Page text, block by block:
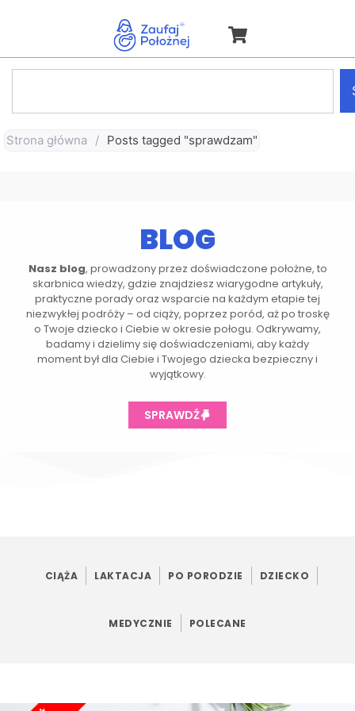
Strona główna / Posts tagged "sprawdzam"
BLOG
Nasz blog, prowadzony przez doświadczone położne, to
skarbnica wiedzy, gdzie znajdziesz wiarygodne artykuły,
praktyczne porady oraz wsparcie na każdym etapie tej
niezwykłej podróży – od ciąży, poprzez poród, aż po troskę
o Twoje dziecko i Ciebie w okresie połogu. Odkrywamy,
badamy i dzielimy się doświadczeniami, aby każdy
moment był dla Ciebie i Twojego dziecka bezpieczny i
wyjątkowy.
SPRAWDŹ
CIĄŻA LAKTACJA PO PORODZIE DZIECKO
MEDYCZNIE POLECANE